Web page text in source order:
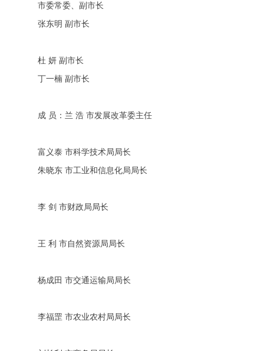
市委常委、副市长
张东明 副市长
杜 妍 副市长
丁一楠 副市长
成 员：兰 浩 市发展改革委主任
富义泰 市科学技术局局长
朱晓东 市工业和信息化局局长
李 剑 市财政局局长
王 利 市自然资源局局长
杨成田 市交通运输局局长
李福罡 市农业农村局局长